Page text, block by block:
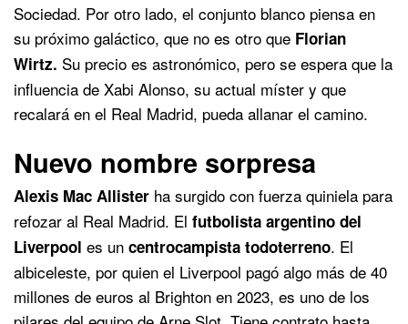
Sociedad. Por otro lado, el conjunto blanco piensa en
su próximo galáctico, que no es otro que Florian
Wirtz. Su precio es astronómico, pero se espera que la
influencia de Xabi Alonso, su actual míster y que
recalará en el Real Madrid, pueda allanar el camino.
Nuevo nombre sorpresa
Alexis Mac Allister ha surgido con fuerza quiniela para
refozar al Real Madrid. El futbolista argentino del
Liverpool es un centrocampista todoterreno. El
albiceleste, por quien el Liverpool pagó algo más de 40
millones de euros al Brighton en 2023, es uno de los